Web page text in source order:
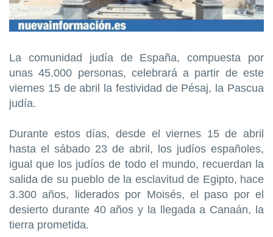
La comunidad judía de España, compuesta por
unas 45.000 personas, celebrará a partir de este
viernes 15 de abril la festividad de Pésaj, la Pascua
judía.
Durante estos días, desde el viernes 15 de abril
hasta el sábado 23 de abril, los judíos españoles,
igual que los judíos de todo el mundo, recuerdan la
salida de su pueblo de la esclavitud de Egipto, hace
3.300 años, liderados por Moisés, el paso por el
desierto durante 40 años y la llegada a Canaán, la
tierra prometida.